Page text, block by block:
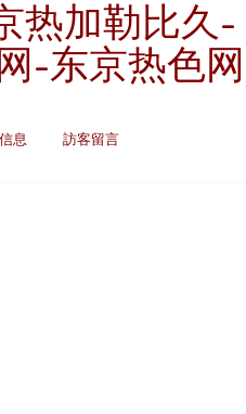
热加勒比久-
-东京热色网
息 訪客留言